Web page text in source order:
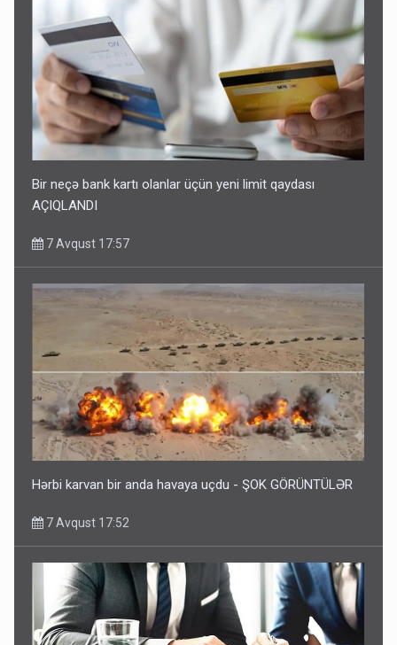
Bir neçə bank kartı olanlar üçün yeni limit qaydası
AÇIQLANDI
7 Avqust 17:57
Hərbi karvan bir anda havaya uçdu - ŞOK GÖRÜNTÜLƏR
7 Avqust 17:52